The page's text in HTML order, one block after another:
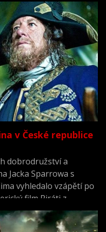
v České republice
dobrodružství a
Jacka Sparrowa s
vyhledalo vzápětí po
film Piráti z
to řekl ředitel
Bradáč.